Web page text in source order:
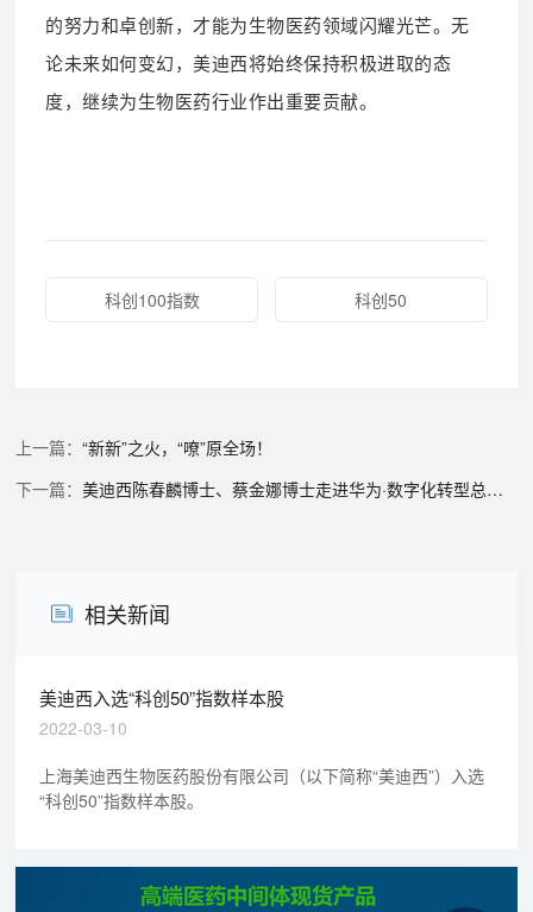
的努力和卓创新，才能为生物医药领域闪耀光芒。无
论未来如何变幻，美迪西将始终保持积极进取的态
度，继续为生物医药行业作出重要贡献。
科创100指数 科创50
“新新”之火，“嘹”原全场！
美迪西陈春麟博士、蔡金娜博士走进华为·数字化转型总裁班，共探AI制药新未来
相关新闻
美迪西入选“科创50”指数样本股
2022-03-10
上海美迪西生物医药股份有限公司（以下简称“美迪西”）入选
“科创50”指数样本股。